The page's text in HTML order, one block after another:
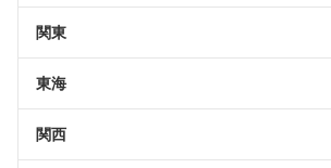
関東
東海
関西